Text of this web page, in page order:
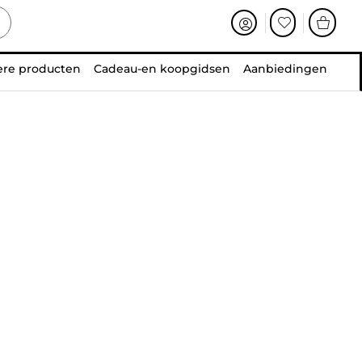
producten Cadeau-en koopgidsen Aanbiedingen